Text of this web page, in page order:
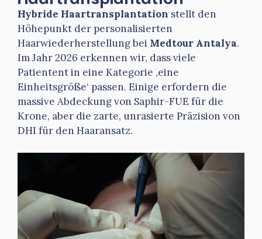
Hybride Haartransplantation stellt den
Höhepunkt der personalisierten
Haarwiederherstellung bei Medtour Antalya.
Im Jahr 2026 erkennen wir, dass viele
Patientent in eine Kategorie ‚eine
Einheitsgröße‘ passen. Einige erfordern die
massive Abdeckung von Saphir-FUE für die
Krone, aber die zarte, unrasierte Präzision von
DHI für den Haaransatz.